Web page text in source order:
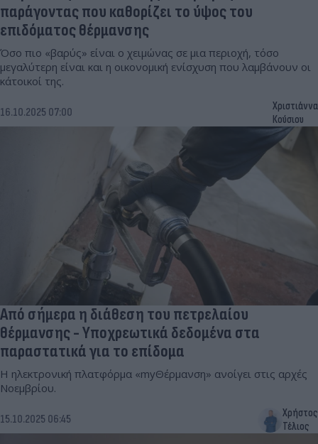
παράγοντας που καθορίζει το ύψος του
επιδόματος θέρμανσης
Όσο πιο «βαρύς» είναι ο χειμώνας σε μια περιοχή, τόσο
μεγαλύτερη είναι και η οικονομική ενίσχυση που λαμβάνουν οι
κάτοικοί της.
16.10.2025 07:00
Χριστιάννα
Κούσιου
Από σήμερα η διάθεση του πετρελαίου
θέρμανσης - Υποχρεωτικά δεδομένα στα
παραστατικά για το επίδομα
Η ηλεκτρονική πλατφόρμα «myΘέρμανση» ανοίγει στις αρχές
Νοεμβρίου.
15.10.2025 06:45
Χρήστος
Τέλιος